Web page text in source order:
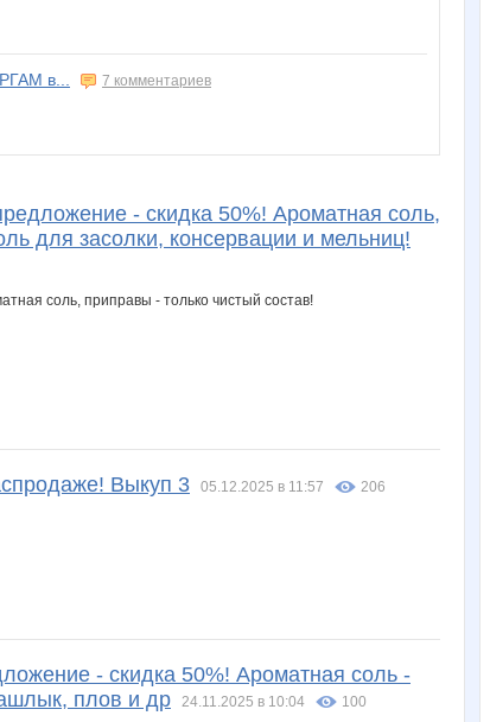
в...
7 комментариев
- скидка 50%! Ароматная соль,
для засолки, консервации и мельниц!
Выкуп 3 05.12.2025 в 11:57
206
- скидка 50%! Ароматная соль -
плов и др
24.11.2025 в 10:04
100